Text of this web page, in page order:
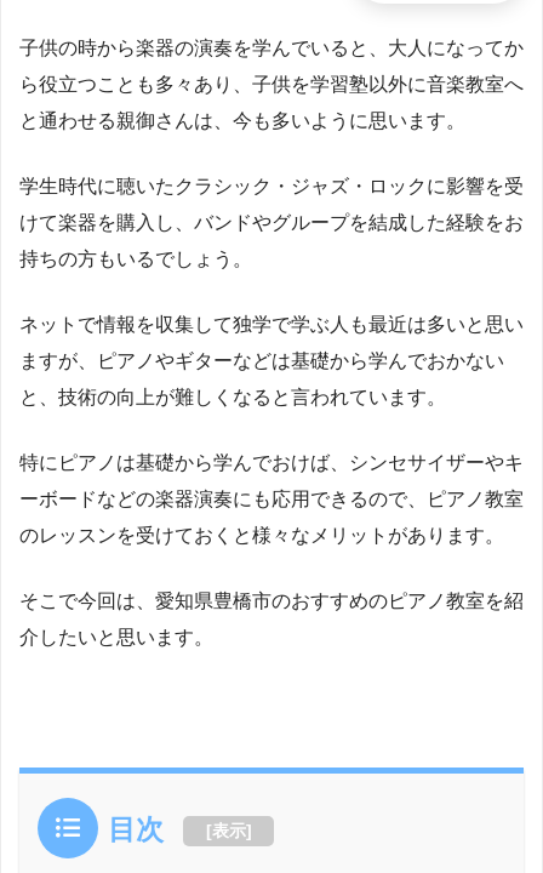
子供の時から楽器の演奏を学んでいると、大人になってか
ら役立つことも多々あり、子供を学習塾以外に音楽教室へ
と通わせる親御さんは、今も多いように思います。
学生時代に聴いたクラシック・ジャズ・ロックに影響を受
けて楽器を購入し、バンドやグループを結成した経験をお
持ちの方もいるでしょう。
ネットで情報を収集して独学で学ぶ人も最近は多いと思い
ますが、ピアノやギターなどは基礎から学んでおかない
と、技術の向上が難しくなると言われています。
特にピアノは基礎から学んでおけば、シンセサイザーやキ
ーボードなどの楽器演奏にも応用できるので、ピアノ教室
のレッスンを受けておくと様々なメリットがあります。
そこで今回は、愛知県豊橋市のおすすめのピアノ教室を紹
介したいと思います。
目次 [表示]